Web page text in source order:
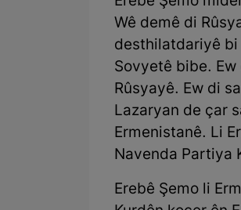
Wê demê di
desthilatdariyê
Sovyetê bibe.
Rûsyayê. Ew di
Lazaryan de çar
Ermenistanê. Li
Navenda Partiya
Erebê Şemo li